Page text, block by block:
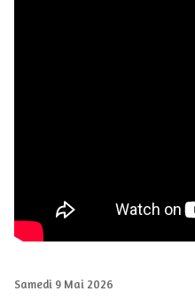
Samedi 9 Mai 2026